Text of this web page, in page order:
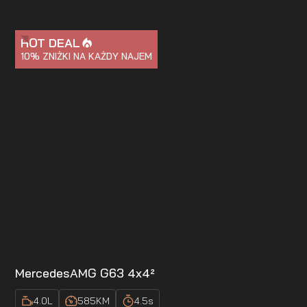
HOT DEAL
10% ZNIŻKI NA KAŻDY NAJEM
MercedesAMG G63 4x4²
4.0L 585KM 4.5s